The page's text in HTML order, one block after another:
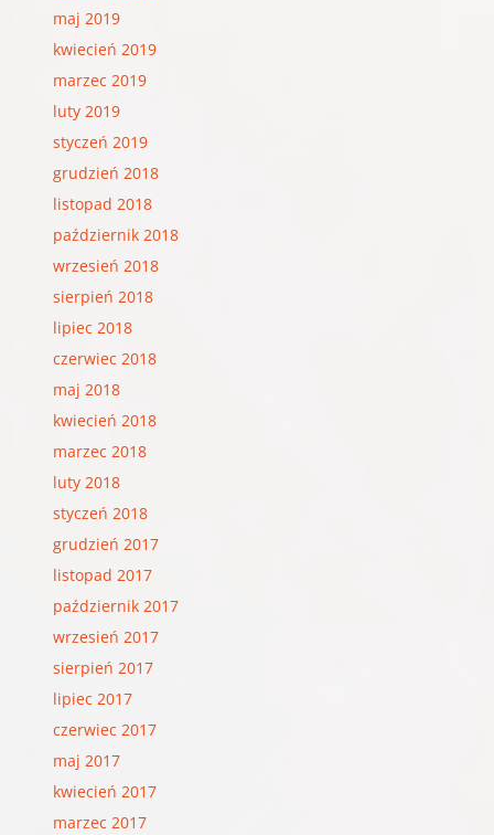
maj 2019
kwiecień 2019
marzec 2019
luty 2019
styczeń 2019
grudzień 2018
listopad 2018
październik 2018
wrzesień 2018
sierpień 2018
lipiec 2018
czerwiec 2018
maj 2018
kwiecień 2018
marzec 2018
luty 2018
styczeń 2018
grudzień 2017
listopad 2017
październik 2017
wrzesień 2017
sierpień 2017
lipiec 2017
czerwiec 2017
maj 2017
kwiecień 2017
marzec 2017